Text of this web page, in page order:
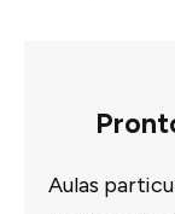
Aulas